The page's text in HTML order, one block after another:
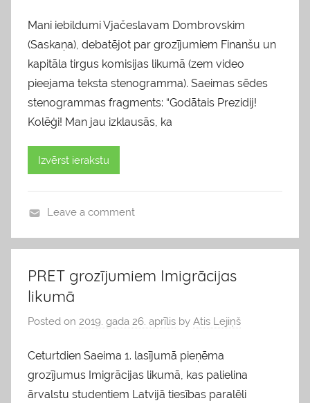
Mani iebildumi Vjačeslavam Dombrovskim
(Saskaņa), debatējot par grozījumiem Finanšu un
kapitāla tirgus komisijas likumā (zem video
pieejama teksta stenogramma). Saeimas sēdes
stenogrammas fragments: “Godātais Prezidij!
Kolēģi! Man jau izklausās, ka
Izvērst ierakstu
l
g
s
Leave a comment
PRET grozījumiem Imigrācijas
likumā
Posted on 2019. gada 26. aprīlis by Atis Lejiņš
Ceturtdien Saeima 1. lasījumā pieņēma
grozījumus Imigrācijas likumā, kas palielina
ārvalstu studentiem Latvijā tiesības paralēli